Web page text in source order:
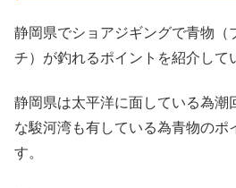
静岡県でショアジギングで青物（
チ）が釣れるポイントを紹介して
静岡県は太平洋に面している為潮
な駿河湾も有している為青物のポ
す。